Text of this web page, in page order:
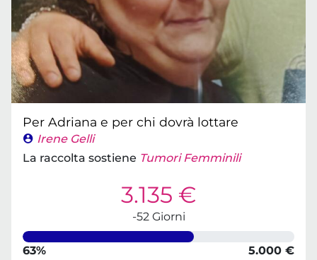
Per Adriana e per chi dovrà lottare
Irene Gelli
La raccolta sostiene Tumori Femminili
3.135 €
-52 Giorni
63%
5.000 €